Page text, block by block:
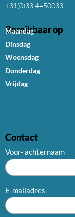
+31(0)33 4450033
Bereikbaar op
Maandag
Dinsdag
Woensdag
Donderdag
Vrijdag
Contact
Voor- achternaam
E-mailadres